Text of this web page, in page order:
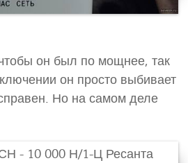
он был по мощнее, так
он просто выбивает
Но на самом деле
- 10 000 Н/1-Ц Ресанта